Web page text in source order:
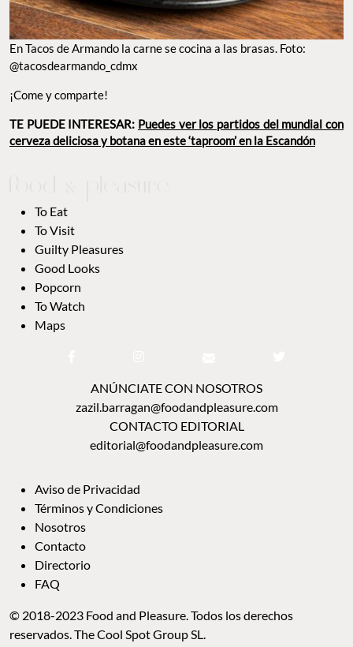
En Tacos de Armando la carne se cocina a las brasas. Foto:
@tacosdearmando_cdmx
¡Come y comparte!
TE PUEDE INTERESAR: Puedes ver los partidos del mundial con
cerveza deliciosa y botana en este ‘taproom’ en la Escandón
To Eat
To Visit
Guilty Pleasures
Good Looks
Popcorn
To Watch
Maps
ANÚNCIATE CON NOSOTROS
zazil.barragan@foodandpleasure.com
CONTACTO EDITORIAL
editorial@foodandpleasure.com
Aviso de Privacidad
Términos y Condiciones
Nosotros
Contacto
Directorio
FAQ
© 2018-2023 Food and Pleasure. Todos los derechos
reservados. The Cool Spot Group SL.